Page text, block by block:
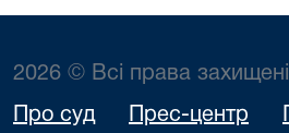
2026 © Всі права захищені
Про суд Прес-центр